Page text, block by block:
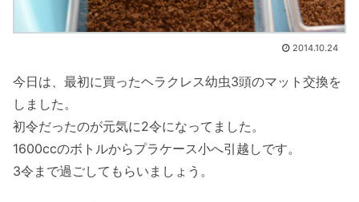
2014.10.24
今日は、最初に買ったヘラクレス幼虫3頭のマット交換を
しました。
初令だったのが元気に2令になってました。
1600ccのボトルからプラケース小へ引越しです。
3令まで過ごしてもらいましょう。